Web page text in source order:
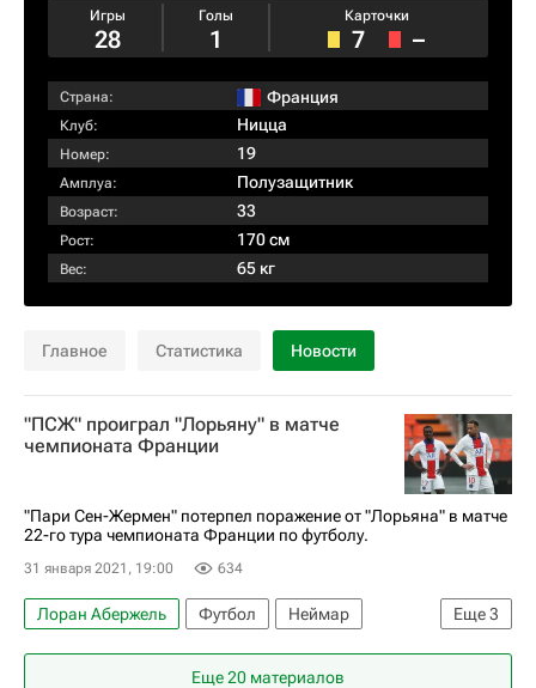
Игры
28
Голы
1
Карточки
7 –
Страна: Франция
Клуб: Ницца
Номер: 19
Амплуа: Полузащитник
Возраст: 33
Рост: 170 см
Вес: 65 кг
Главное Статистика Новости
"ПСЖ" проиграл "Лорьяну" в матче
чемпионата Франции
"Пари Сен-Жермен" потерпел поражение от "Лорьяна" в матче
22-го тура чемпионата Франции по футболу.
31 января 2021, 19:00 634
Еще3
Лоран Абержель Футбол
Неймар
Лорьян
Пари Сен-Жермен (ПСЖ)
Еще 20 материалов